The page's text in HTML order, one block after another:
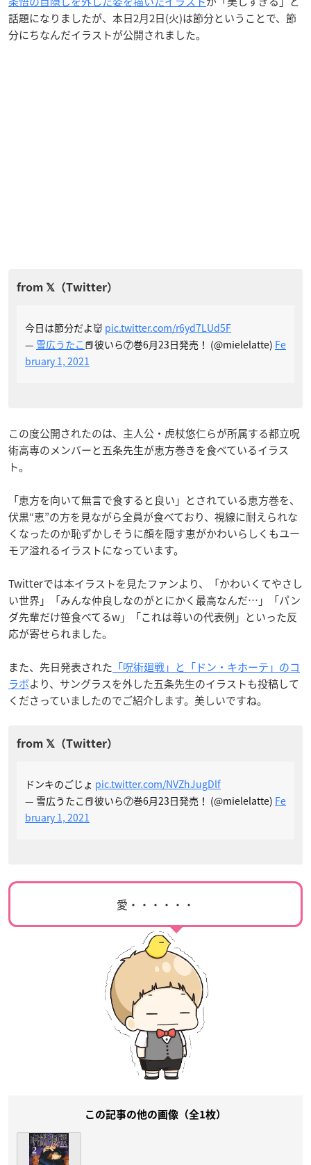
話題になりましたが、本日2月2日(火)は節分ということで、節
分にちなんだイラストが公開されました。
今日は節分だよ👹 pic.twitter.com/r6yd7LUd5F
— 雪広うたこ📕彼いら⑦巻6月23日発売！ (@mielelatte) Fe
bruary 1, 2021
この度公開されたのは、主人公・虎杖悠仁らが所属する都立呪
術高専のメンバーと五条先生が恵方巻きを食べているイラス
ト。
「恵方を向いて無言で食すると良い」とされている恵方巻を、
伏黒“恵”の方を見ながら全員が食べており、視線に耐えられな
くなったのか恥ずかしそうに顔を隠す恵がかわいらしくもユー
モア溢れるイラストになっています。
Twitterでは本イラストを見たファンより、「かわいくてやさし
い世界」「みんな仲良しなのがとにかく最高なんだ…」「パン
ダ先輩だけ笹食べてるw」「これは尊いの代表例」といった反
応が寄せられました。
また、先日発表された 「呪術廻戦」と「ドン・キホーテ」のコ
ラボより、サングラスを外した五条先生のイラストも投稿して
くださっていましたのでご紹介します。美しいですね。
ドンキのごじょ pic.twitter.com/NVZhJugDlf
— 雪広うたこ📕彼いら⑦巻6月23日発売！ (@mielelatte) Fe
bruary 1, 2021
愛・・・・・・
この記事の他の画像（全1枚）